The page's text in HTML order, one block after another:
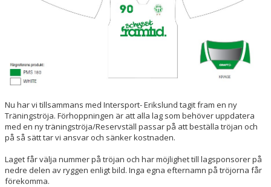
Nu har vi tillsammans med Intersport- Erikslund tagit fram en ny
Träningströja. Förhoppningen är att alla lag som behöver uppdatera
med en ny träningströja/Reservställ passar på att beställa tröjan och
på så sätt tar vi ansvar och sänker kostnaden.
Laget får välja nummer på tröjan och har möjlighet till lagsponsorer på
nedre delen av ryggen enligt bild. Inga egna efternamn på tröjorna får
förekomma.